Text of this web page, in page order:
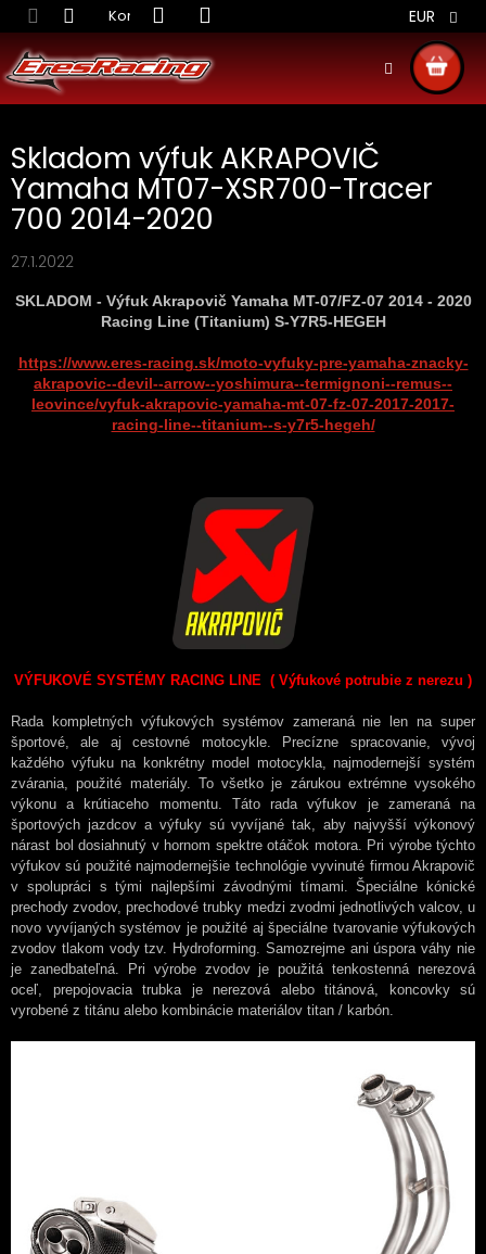
Prejsť
na
obsah
Kontakt Obchodné podmienky Doprava
EUR
KOŠÍK
Skladom výfuk AKRAPOVIČ
Yamaha MT07-XSR700-Tracer
700 2014-2020
27.1.2022
SKLADOM - Výfuk Akrapovič Yamaha MT-07/FZ-07 2014 - 2020
Racing Line (Titanium) S-Y7R5-HEGEH
https://www.eres-racing.sk/moto-vyfuky-pre-yamaha-znacky-
akrapovic--devil--arrow--yoshimura--termignoni--remus--
leovince/vyfuk-akrapovic-yamaha-mt-07-fz-07-2017-2017-
racing-line--titanium--s-y7r5-hegeh/
VÝFUKOVÉ SYSTÉMY RACING LINE ( Výfukové potrubie z nerezu )
Rada kompletných výfukových systémov zameraná nie len na super
športové, ale aj cestovné motocykle. Precízne spracovanie, vývoj
každého výfuku na konkrétny model motocykla, najmodernejší systém
zvárania, použité materiály. To všetko je zárukou extrémne vysokého
výkonu a krútiaceho momentu. Táto rada výfukov je zameraná na
športových jazdcov a výfuky sú vyvíjané tak, aby najvyšší výkonový
nárast bol dosiahnutý v hornom spektre otáčok motora. Pri výrobe týchto
výfukov sú použité najmodernejšie technológie vyvinuté firmou Akrapovič
v spolupráci s tými najlepšími závodnými tímami. Špeciálne kónické
prechody zvodov, prechodové trubky medzi zvodmi jednotlivých valcov, u
novo vyvíjaných systémov je použité aj špeciálne tvarovanie výfukových
zvodov tlakom vody tzv. Hydroforming. Samozrejme ani úspora váhy nie
je zanedbateľná. Pri výrobe zvodov je použitá tenkostenná nerezová
oceľ, prepojovacia trubka je nerezová alebo titánová, koncovky sú
vyrobené z titánu alebo kombinácie materiálov titan / karbón.